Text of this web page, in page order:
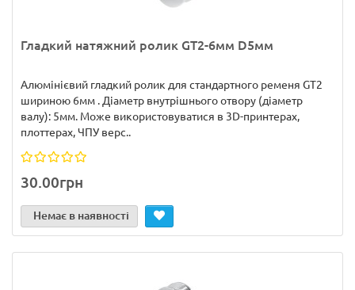
Гладкий натяжний ролик GT2-6мм D5мм
Алюмінієвий гладкий ролик для стандартного ременя GT2
шириною 6мм . Діаметр внутрішнього отвору (діаметр
валу): 5мм. Може використовуватися в 3D-принтерах,
плоттерах, ЧПУ верс..
30.00грн
Немає в наявності